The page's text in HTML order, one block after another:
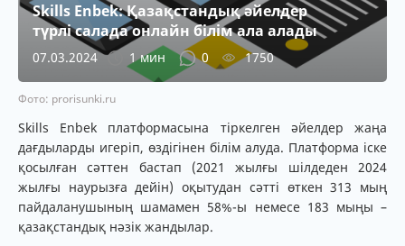
Skills Enbek: Қазақстандық әйелдер
түрлі салада онлайн білім ала алады
07.03.2024 1 мин 0 1750
Фото: prorisunki.ru
Skills Enbek платформасына тіркелген әйелдер жаңа
дағдыларды игеріп, өздігінен білім алуда. Платформа іске
қосылған сәттен бастап (2021 жылғы шілдеден 2024
жылғы наурызға дейін) оқытудан сәтті өткен 313 мың
пайдаланушының шамамен 58%-ы немесе 183 мыңы –
қазақстандық нәзік жандылар.